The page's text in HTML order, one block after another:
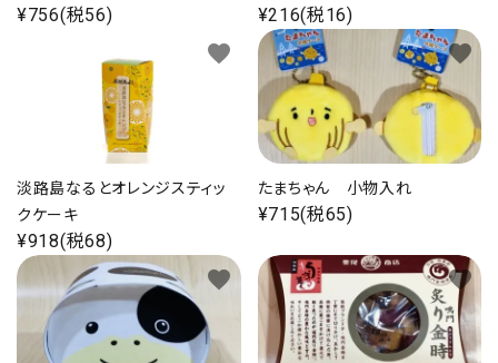
¥756(税56) ¥216(税16)
淡路島なるとオレンジスティッ
クケーキ
¥918(税68)
favorite
たまちゃん 小物入れ
¥715(税65)
favorite
favorite favorite